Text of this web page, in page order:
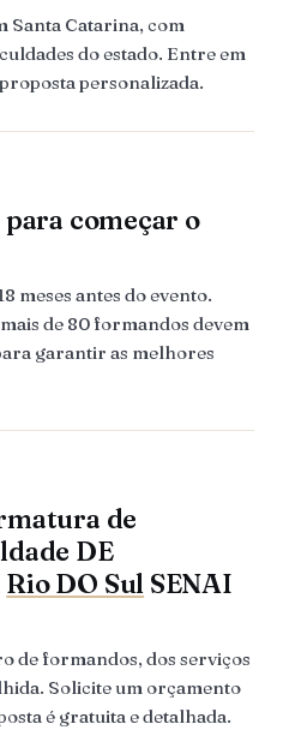
Santa Catarina, com
do estado. Entre em
personalizada.
começar o
meses antes do evento.
de 80 formandos devem
garantir as melhores
de
DE
Rio DO Sul SENAI
de formandos, dos serviços
Solicite um orçamento
é gratuita e detalhada.